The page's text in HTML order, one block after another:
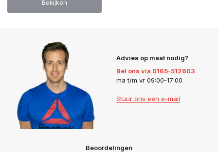
Bekijken
Advies op maat nodig?
Bel ons via 0165-512603
ma t/m vr 09:00-17:00
Stuur ons een e-mail
Beoordelingen